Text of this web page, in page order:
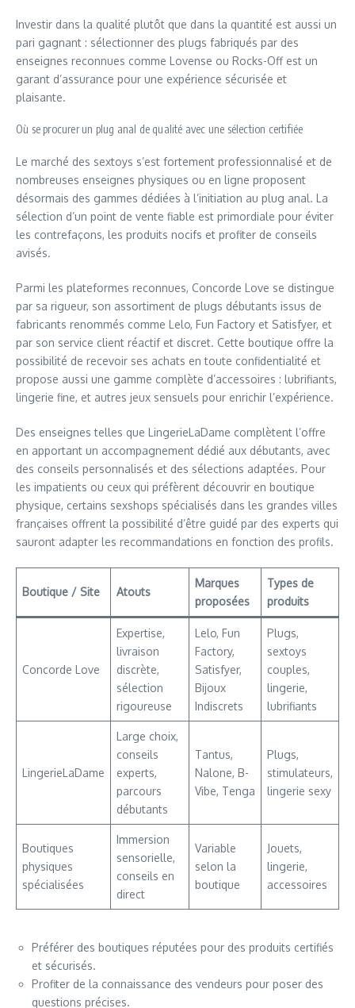
Investir dans la qualité plutôt que dans la quantité est aussi un
pari gagnant : sélectionner des plugs fabriqués par des
enseignes reconnues comme Lovense ou Rocks-Off est un
garant d’assurance pour une expérience sécurisée et
plaisante.
Où se procurer un plug anal de qualité avec une sélection certifiée
Le marché des sextoys s’est fortement professionnalisé et de
nombreuses enseignes physiques ou en ligne proposent
désormais des gammes dédiées à l’initiation au plug anal. La
sélection d’un point de vente fiable est primordiale pour éviter
les contrefaçons, les produits nocifs et profiter de conseils
avisés.
Parmi les plateformes reconnues, Concorde Love se distingue
par sa rigueur, son assortiment de plugs débutants issus de
fabricants renommés comme Lelo, Fun Factory et Satisfyer, et
par son service client réactif et discret. Cette boutique offre la
possibilité de recevoir ses achats en toute confidentialité et
propose aussi une gamme complète d’accessoires : lubrifiants,
lingerie fine, et autres jeux sensuels pour enrichir l’expérience.
Des enseignes telles que LingerieLaDame complètent l’offre
en apportant un accompagnement dédié aux débutants, avec
des conseils personnalisés et des sélections adaptées. Pour
les impatients ou ceux qui préfèrent découvrir en boutique
physique, certains sexshops spécialisés dans les grandes villes
françaises offrent la possibilité d’être guidé par des experts qui
sauront adapter les recommandations en fonction des profils.
Boutique / Site Atouts
Marques
proposées
Types de
produits
Concorde Love
Expertise,
livraison
discrète,
sélection
rigoureuse
Lelo, Fun
Factory,
Satisfyer,
Bijoux
Indiscrets
Plugs,
sextoys
couples,
lingerie,
lubrifiants
LingerieLaDame
Large choix,
conseils
experts,
parcours
débutants
Tantus,
Nalone, B-
Vibe, Tenga
Plugs,
stimulateurs,
lingerie sexy
Boutiques
physiques
spécialisées
Immersion
sensorielle,
conseils en
direct
Variable
selon la
boutique
Jouets,
lingerie,
accessoires
Préférer des boutiques réputées pour des produits certifiés
et sécurisés.
Profiter de la connaissance des vendeurs pour poser des
questions précises.